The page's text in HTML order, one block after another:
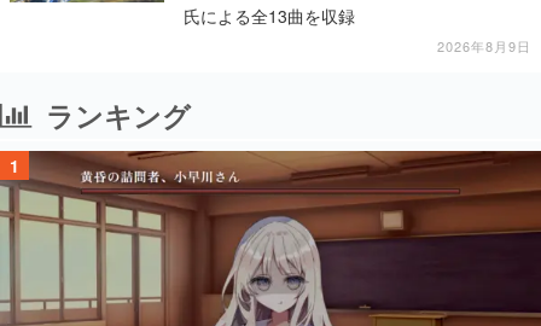
氏による全13曲を収録
2026年8月9日
ランキング
1